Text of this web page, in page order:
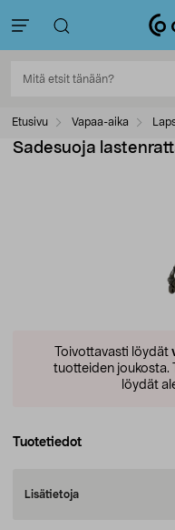
Etusivu Vapaa-aika
Sadesuoja
Toivottavasti löydät
tuotteiden joukosta.
löydät
Tuotetiedot
Lisätietoja